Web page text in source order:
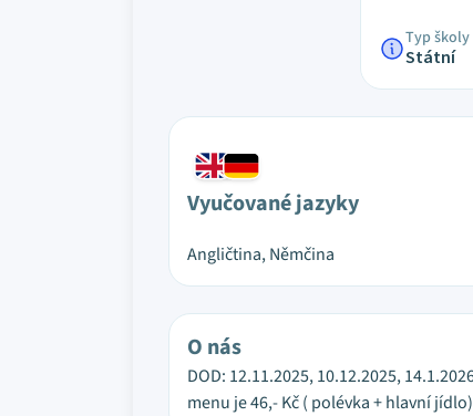
Typ školy
Státní
Vyučované jazyky
Angličtina, Němčina
O nás
DOD: 12.11.2025, 10.12.2025,
menu je 46,- Kč ( polévka + hlavní